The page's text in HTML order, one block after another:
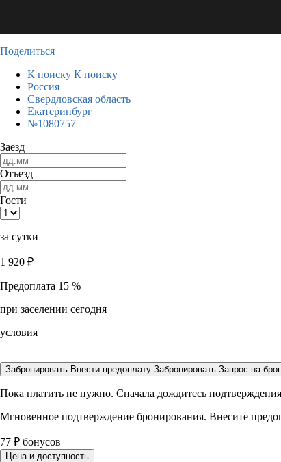
Поделиться
К поиску К поиску
Россия
Свердловская область
Екатеринбург
№1080757
Заезд
Отъезд
Гости
за сутки
1 920 ₽
Предоплата 15 %
при заселении сегодня
условия
Забронировать Внести предоплату Забронировать Запрос на
Пока платить не нужно. Сначала дождитесь
Мгновенное подтверждение бронирования. Внесите
77 ₽ бонусов
Цена и доступность